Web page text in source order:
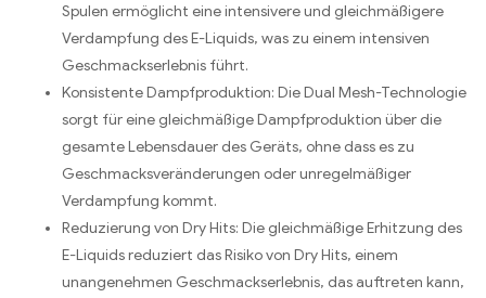
Spulen ermöglicht eine intensivere und gleichmäßigere
Verdampfung des E-Liquids, was zu einem intensiven
Geschmackserlebnis führt.
Konsistente Dampfproduktion: Die Dual Mesh-Technologie
sorgt für eine gleichmäßige Dampfproduktion über die
gesamte Lebensdauer des Geräts, ohne dass es zu
Geschmacksveränderungen oder unregelmäßiger
Verdampfung kommt.
Reduzierung von Dry Hits: Die gleichmäßige Erhitzung des
E-Liquids reduziert das Risiko von Dry Hits, einem
unangenehmen Geschmackserlebnis, das auftreten kann,